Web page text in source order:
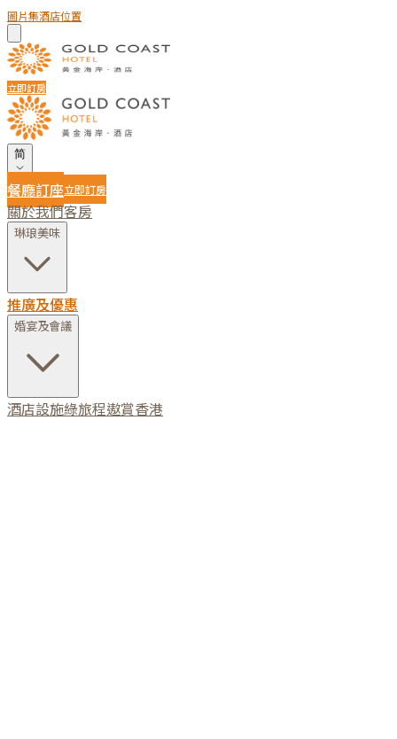
圖片集酒店位置
立即訂房
简
餐廳訂座立即訂房
關於我們客房
琳琅美味
推廣及優惠
婚宴及會議
酒店設施綠旅程遨賞香港